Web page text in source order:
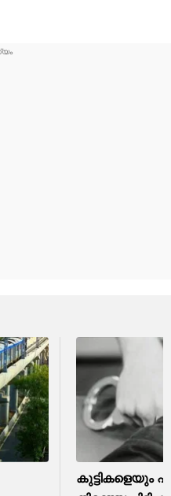
കുട്ടികളെയും